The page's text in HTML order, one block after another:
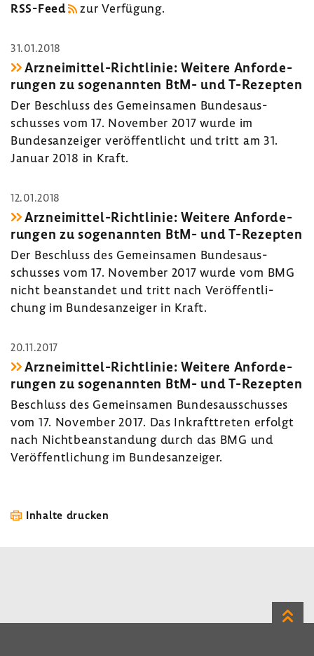
RSS-​Feed
zur Verfü­gung.
31.01.2018
Arzneimittel-​Richtlinie: Weitere Anfor­de­
rungen zu soge­nannten BtM- und T-​Rezepten
Der Beschluss des Gemein­samen Bundes­aus­
schusses vom 17. November 2017 wurde im
Bundes­an­zeiger veröf­fent­licht und tritt am 31.
Januar 2018 in Kraft.
12.01.2018
Arzneimittel-​Richtlinie: Weitere Anfor­de­
rungen zu soge­nannten BtM- und T-​Rezepten
Der Beschluss des Gemein­samen Bundes­aus­
schusses vom 17. November 2017 wurde vom BMG
nicht bean­standet und tritt nach Veröf­fent­li­
chung im Bundes­an­zeiger in Kraft.
20.11.2017
Arzneimittel-​Richtlinie: Weitere Anfor­de­
rungen zu soge­nannten BtM- und T-​Rezepten
Beschluss des Gemein­samen Bundes­aus­schusses
vom 17. November 2017. Das Inkraft­treten erfolgt
nach Nicht­be­an­stan­dung durch das BMG und
Veröf­fent­li­chung im Bundes­an­zeiger.
Inhalte drucken
Zum